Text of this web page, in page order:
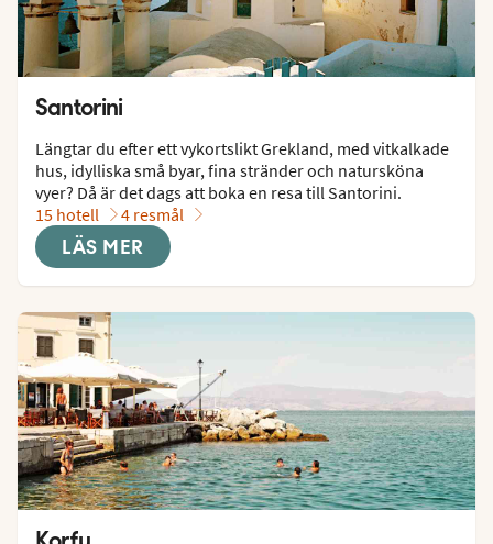
Santorini
Längtar du efter ett vykortslikt Grekland, med vitkalkade
hus, idylliska små byar, fina stränder och natursköna
vyer? Då är det dags att boka en resa till Santorini.
15 hotell
4 resmål
LÄS MER